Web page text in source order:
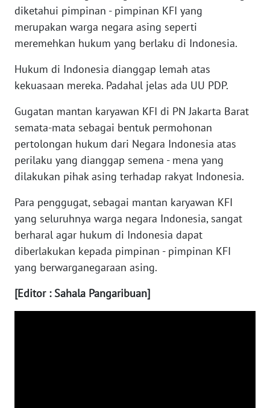
diketahui pimpinan - pimpinan KFI yang
merupakan warga negara asing seperti
meremehkan hukum yang berlaku di Indonesia.
Hukum di Indonesia dianggap lemah atas
kekuasaan mereka. Padahal jelas ada UU PDP.
Gugatan mantan karyawan KFI di PN Jakarta Barat
semata-mata sebagai bentuk permohonan
pertolongan hukum dari Negara Indonesia atas
perilaku yang dianggap semena - mena yang
dilakukan pihak asing terhadap rakyat Indonesia.
Para penggugat, sebagai mantan karyawan KFI
yang seluruhnya warga negara Indonesia, sangat
berharal agar hukum di Indonesia dapat
diberlakukan kepada pimpinan - pimpinan KFI
yang berwarganegaraan asing.
[Editor : Sahala Pangaribuan]
WN
DANAU
WN
WN
LANGKAT
WN
SELATAN
WN
TANJUNG
LESUNG
WN